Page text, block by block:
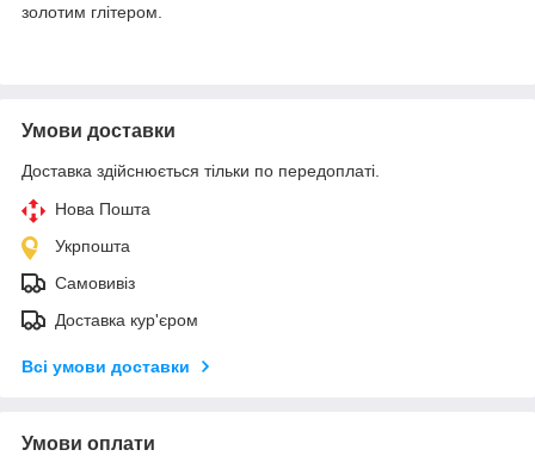
золотим глітером.
Умови доставки
Доставка здійснюється тільки по передоплаті.
Нова Пошта
Укрпошта
Самовивіз
Доставка кур'єром
Всі умови доставки
Умови оплати